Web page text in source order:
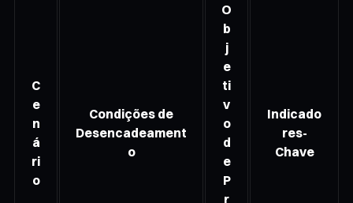
C
e
n
á
ri
o
Condições de
Desencadeament
o
O
b
j
e
ti
v
o
d
e
P
r
Indicado
res-
Chave